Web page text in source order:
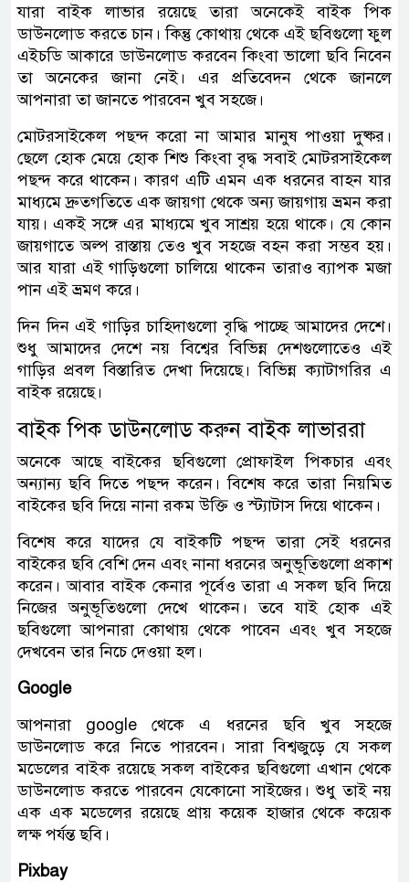
যারা বাইক লাভার রয়েছে তারা অনেকেই বাইক পিক
ডাউনলোড করতে চান। কিন্তু কোথায় থেকে এই ছবিগুলো ফুল
এইচডি আকারে ডাউনলোড করবেন কিংবা ভালো ছবি নিবেন
তা অনেকের জানা নেই। এর প্রতিবেদন থেকে জানলে
আপনারা তা জানতে পারবেন খুব সহজে।
মোটরসাইকেল পছন্দ করো না আমার মানুষ পাওয়া দুষ্কর।
ছেলে হোক মেয়ে হোক শিশু কিংবা বৃদ্ধ সবাই মোটরসাইকেল
পছন্দ করে থাকেন। কারণ এটি এমন এক ধরনের বাহন যার
মাধ্যমে দ্রুতগতিতে এক জায়গা থেকে অন্য জায়গায় ভ্রমন করা
যায়। একই সঙ্গে এর মাধ্যমে খুব সাশ্রয় হয়ে থাকে। যে কোন
জায়গাতে অল্প রাস্তায় তেও খুব সহজে বহন করা সম্ভব হয়।
আর যারা এই গাড়িগুলো চালিয়ে থাকেন তারাও ব্যাপক মজা
পান এই ভ্রমণ করে।
দিন দিন এই গাড়ির চাহিদাগুলো বৃদ্ধি পাচ্ছে আমাদের দেশে।
শুধু আমাদের দেশে নয় বিশ্বের বিভিন্ন দেশগুলোতেও এই
গাড়ির প্রবল বিস্তারিত দেখা দিয়েছে। বিভিন্ন ক্যাটাগরির এ
বাইক রয়েছে।
বাইক পিক ডাউনলোড করুন বাইক লাভাররা
অনেকে আছে বাইকের ছবিগুলো প্রোফাইল পিকচার এবং
অন্যান্য ছবি দিতে পছন্দ করেন। বিশেষ করে তারা নিয়মিত
বাইকের ছবি দিয়ে নানা রকম উক্তি ও স্ট্যাটাস দিয়ে থাকেন।
বিশেষ করে যাদের যে বাইকটি পছন্দ তারা সেই ধরনের
বাইকের ছবি বেশি দেন এবং নানা ধরনের অনুভূতিগুলো প্রকাশ
করেন। আবার বাইক কেনার পূর্বেও তারা এ সকল ছবি দিয়ে
নিজের অনুভূতিগুলো দেখে থাকেন। তবে যাই হোক এই
ছবিগুলো আপনারা কোথায় থেকে পাবেন এবং খুব সহজে
দেখবেন তার নিচে দেওয়া হল।
Google ‌
আপনারা google থেকে এ ধরনের ছবি খুব সহজে
ডাউনলোড করে নিতে পারবেন। সারা বিশ্বজুড়ে যে সকল
মডেলের বাইক রয়েছে সকল বাইকের ছবিগুলো এখান থেকে
ডাউনলোড করতে পারবেন যেকোনো সাইজের। শুধু তাই নয়
এক এক মডেলের রয়েছে প্রায় কয়েক হাজার থেকে কয়েক
লক্ষ পর্যন্ত ছবি।
Pixbay